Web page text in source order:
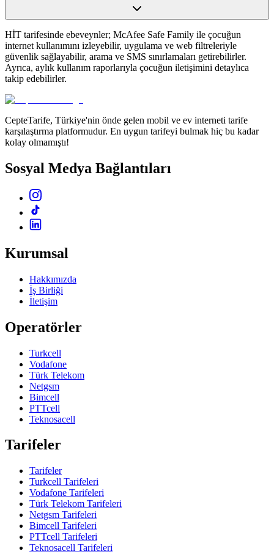
HİT tarifesinde ebeveynler; McAfee Safe Family ile çocuğun
internet kullanımını izleyebilir, uygulama ve web filtreleriyle
güvenlik sağlayabilir, arama ve SMS sınırlamaları getirebilirler.
Ayrıca, aylık kullanım raporlarıyla çocuğun iletişimini detaylıca
takip edebilirler.
CepteTarife, Türkiye'nin önde gelen mobil ve ev interneti tarife
karşılaştırma platformudur. En uygun tarifeyi bulmak hiç bu kadar
kolay olmamıştı!
Sosyal Medya Bağlantıları
Kurumsal
Hakkımızda
İş Birliği
İletişim
Operatörler
Turkcell
Vodafone
Türk Telekom
Netgsm
Bimcell
PTTcell
Teknosacell
Tarifeler
Tarifeler
Turkcell Tarifeleri
Vodafone Tarifeleri
Türk Telekom Tarifeleri
Netgsm Tarifeleri
Bimcell Tarifeleri
PTTcell Tarifeleri
Teknosacell Tarifeleri